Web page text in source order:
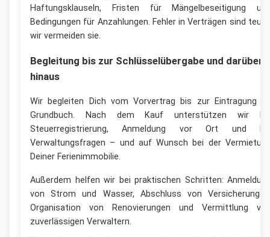
Haftungsklauseln, Fristen für Mängelbeseitigung
Bedingungen für Anzahlungen. Fehler in Verträgen sind
wir vermeiden sie.
Begleitung bis zur Schlüsselübergabe und darüber
hinaus
Wir begleiten Dich vom Vorvertrag bis zur Eintragung
Grundbuch. Nach dem Kauf unterstützen wir
Steuerregistrierung, Anmeldung vor Ort und
Verwaltungsfragen – und auf Wunsch bei der
Deiner Ferienimmobilie.
Außerdem helfen wir bei praktischen Schritten:
von Strom und Wasser, Abschluss von
Organisation von Renovierungen und Vermittlung
zuverlässigen Verwaltern.